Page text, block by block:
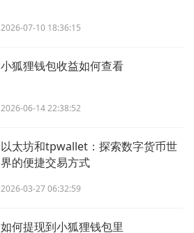
2026-07-10 18:36:15
小狐狸钱包收益如何查看
2026-06-14 22:38:52
以太坊和tpwallet：探索数字货币世
界的便捷交易方式
2026-03-27 06:32:59
如何提现到小狐狸钱包里